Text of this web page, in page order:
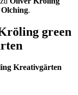
Olching.
green
Kreativgärten